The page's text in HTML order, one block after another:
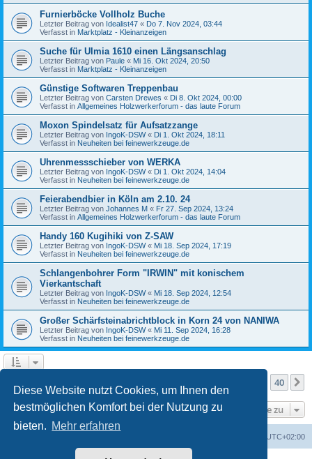
Diese Website nutzt Cookies, um Ihnen den
bestmöglichen Komfort bei der Nutzung zu
bieten. Mehr erfahren
Furnierböcke Vollholz Buche
Letzter Beitrag von Idealist47 « Do 7. Nov 2024, 03:44
Verfasst in Marktplatz - Kleinanzeigen
Suche für Ulmia 1610 einen Längsanschlag
Letzter Beitrag von Paule « Mi 16. Okt 2024, 20:50
Verfasst in Marktplatz - Kleinanzeigen
Günstige Softwaren Treppenbau
Letzter Beitrag von Carsten Drewes « Di 8. Okt 2024, 00:00
Verfasst in Allgemeines Holzwerkerforum - das laute Forum
Moxon Spindelsatz für Aufsatzzange
Letzter Beitrag von IngoK-DSW« Di 1. Okt 2024, 18:11
Verfasst in Neuheiten bei feinewerkzeuge.de
Uhrenmessschieber von WERKA
Letzter Beitrag von IngoK-DSW« Di 1. Okt 2024, 14:04
Verfasst in Neuheiten bei feinewerkzeuge.de
Feierabendbier in Köln am 2.10. 24
Letzter Beitrag von Johannes M « Fr 27. Sep 2024, 13:24
Verfasst in Allgemeines Holzwerkerforum - das laute Forum
Handy 160 Kugihiki von Z-SAW
Letzter Beitrag von IngoK-DSW« Mi 18. Sep 2024, 17:19
Verfasst in Neuheiten bei feinewerkzeuge.de
Schlangenbohrer Form "IRWIN" mit konischem
Vierkantschaft
Letzter Beitrag von IngoK-DSW« Mi 18. Sep 2024, 12:54
Verfasst in Neuheiten bei feinewerkzeuge.de
Großer Schärfsteinabrichtblock in Korn 24 von NANIWA
Letzter Beitrag von IngoK-DSW« Mi 11. Sep 2024, 16:28
Verfasst in Neuheiten bei feinewerkzeuge.de
40
Gehe zu
UTC+02:00